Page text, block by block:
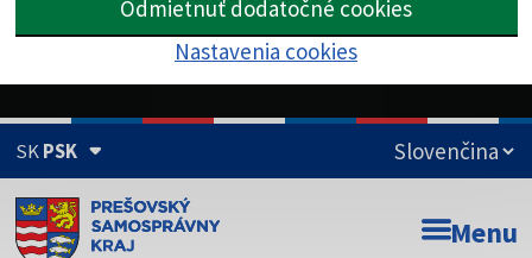
Odmietnuť dodatočné cookies
Nastavenia cookies
SKPSK
Doména psk.sk je oficiálna Menu